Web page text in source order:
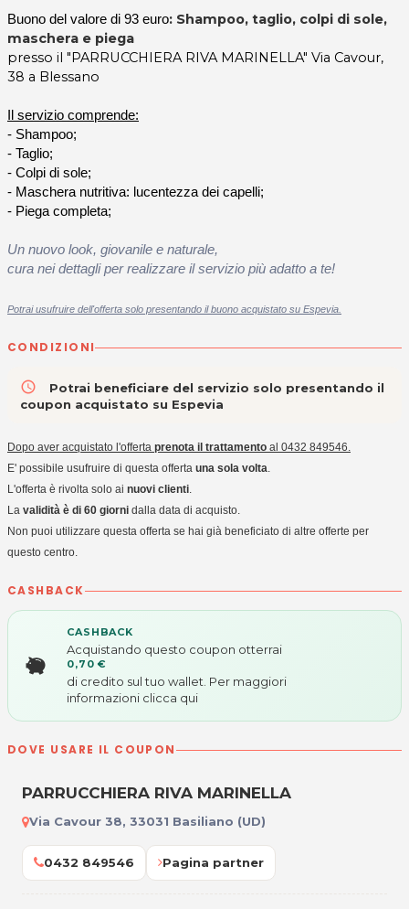
Buono del valore di 93 euro: Shampoo, taglio, colpi di sole,
maschera e piega
presso il "PARRUCCHIERA RIVA MARINELLA" Via Cavour,
38 a Blessano
Il servizio comprende:
- Shampoo;
- Taglio;
- Colpi di sole;
- Maschera nutritiva: lucentezza dei capelli;
- Piega completa;
Un nuovo look, giovanile e naturale,
cura nei dettagli per realizzare il servizio più adatto a te!
Potrai usufruire dell'offerta solo presentando il buono acquistato su Espevia.
CONDIZIONI
access_time
Potrai beneficiare del servizio solo presentando il
coupon acquistato su Espevia
Dopo aver acquistato l'offerta prenota il trattamento al 0432 849546.
E' possibile usufruire di questa offerta una sola volta.
L'offerta è rivolta solo ai nuovi clienti.
La validità è di 60 giorni dalla data di acquisto.
Non puoi utilizzare questa offerta se hai già beneficiato di altre offerte per
questo centro.
CASHBACK
CASHBACK
Acquistando questo coupon otterrai
0,70 €
di credito sul tuo wallet. Per maggiori
informazioni clicca qui
DOVE USARE IL COUPON
PARRUCCHIERA RIVA MARINELLA
Via Cavour 38, 33031 Basiliano (UD)
0432 849546 Pagina partner